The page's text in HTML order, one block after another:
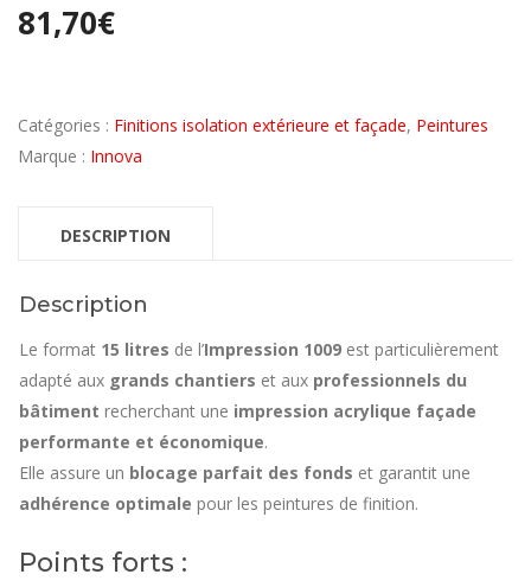
81,70€
Catégories : Finitions isolation extérieure et façade, Peintures
Marque : Innova
DESCRIPTION
Description
Le format 15 litres de l’Impression 1009 est particulièrement
adapté aux grands chantiers et aux professionnels du
bâtiment recherchant une impression acrylique façade
performante et économique.
Elle assure un blocage parfait des fonds et garantit une
adhérence optimale pour les peintures de finition.
Points forts :